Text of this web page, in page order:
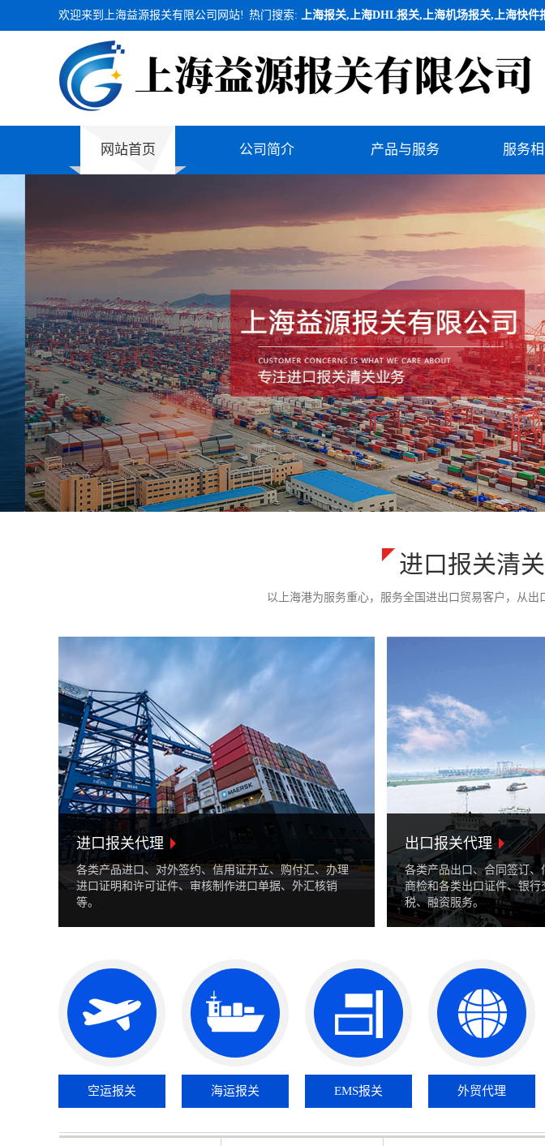
欢迎来到上海益源报关有限公司网站! 热门搜索: 上海报关,上海DHL报关,上海机场报关,上海快件
网站首页 公司简介 产品与服务 服务
进口报关清
以上海港为服务重心，服务全国进出口贸易客户，从
进口报关代理
各类产品进口、对外签约、信用证开立、购付汇、办理
进口证明和许可证件、审核制作进口单据、外汇核销
等。
出口报关代理
各类产品出口、合同签订
商检和各类出口证件、银
税、融资服务。
空运报关 海运报关 EMS报关 外贸代理